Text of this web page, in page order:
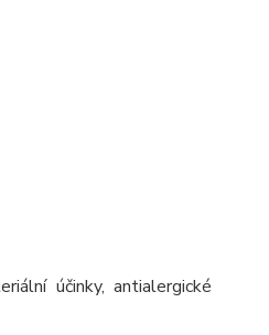
účinky, antialergické